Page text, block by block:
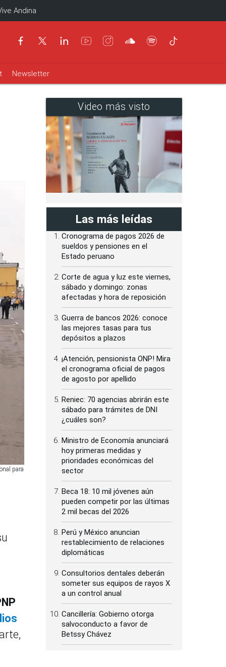
Andina
Newsletter
para
Video más visto
Las más leídas
Cronograma de pagos 2026 de
sueldos y pensiones en el
Estado peruano
Corte de agua y luz este viernes,
sábado y domingo: zonas
afectadas y hora de reposición
Guerra de bancos 2026: conoce
las mejores tasas para tus
depósitos a plazos
¡Atención, pensionista ONP! Mira
el cronograma oficial de pagos
de agosto por apellido
Reniec: 70 agencias abrirán este
sábado para trámites de DNI
¿cuáles son?
Ministro de Economía anunciará
hoy primeras medidas y
prioridades económicas del
sector
Beca 18: 10 mil jóvenes aún
pueden competir por las últimas
2 mil becas del 2026
Perú y México anuncian
restablecimiento de relaciones
diplomáticas
Consultorios dentales deberán
someter sus equipos de rayos X
a un control anual
Cancillería: Gobierno otorga
salvoconducto a favor de
Betssy Chávez